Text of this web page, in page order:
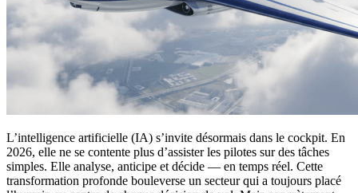
L’intelligence artificielle (IA) s’invite désormais dans le cockpit. En
2026, elle ne se contente plus d’assister les pilotes sur des tâches
simples. Elle analyse, anticipe et décide — en temps réel. Cette
transformation profonde bouleverse un secteur qui a toujours placé